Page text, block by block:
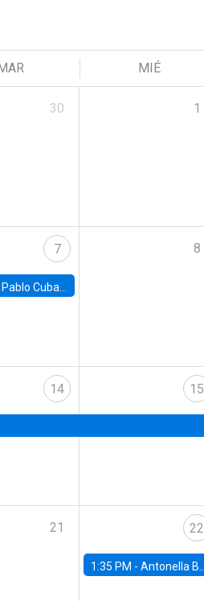
MAR MIÉ
30 1
7
Pablo Cuba, FED Board
8
14 15
21 22
1:35 PM -Antonella Bancalari, Institute for Fiscal Studies (IFS) and Research Associate at University College London (UCL)